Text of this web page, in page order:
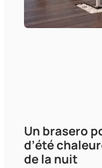
Un brasero
d’été
de la nuit